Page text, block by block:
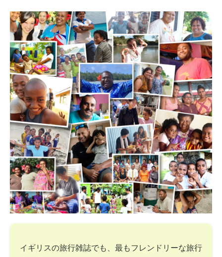
イギリスの旅行雑誌でも、最もフレンドリーな旅行